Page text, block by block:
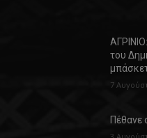
του
7
Πέθανε